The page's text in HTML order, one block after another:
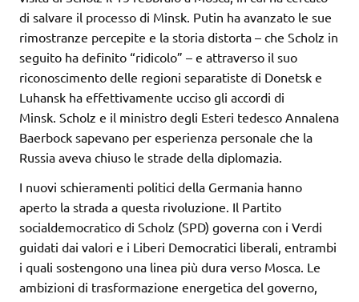
di salvare il processo di Minsk. Putin ha avanzato le sue
rimostranze percepite e la storia distorta – che Scholz in
seguito ha definito “ridicolo” – e attraverso il suo
riconoscimento delle regioni separatiste di Donetsk e
Luhansk ha effettivamente ucciso gli accordi di
Minsk. Scholz e il ministro degli Esteri tedesco Annalena
Baerbock sapevano per esperienza personale che la
Russia aveva chiuso le strade della diplomazia.
I nuovi schieramenti politici della Germania hanno
aperto la strada a questa rivoluzione. Il Partito
socialdemocratico di Scholz (SPD) governa con i Verdi
guidati dai valori e i Liberi Democratici liberali, entrambi
i quali sostengono una linea più dura verso Mosca. Le
ambizioni di trasformazione energetica del governo,